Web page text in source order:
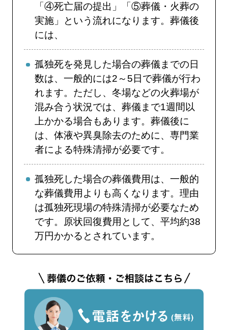
「④死亡届の提出」「⑤葬儀・火葬の
実施」という流れになります。葬儀後
には、
孤独死を発見した場合の葬儀までの日
数は、一般的には2～5日で葬儀が行わ
れます。ただし、冬場などの火葬場が
混み合う状況では、葬儀まで1週間以
上かかる場合もあります。葬儀後に
は、体液や異臭除去のために、専門業
者による特殊清掃が必要です。
孤独死した場合の葬儀費用は、一般的
な葬儀費用よりも高くなります。理由
は孤独死現場の特殊清掃が必要なため
です。原状回復費用として、平均約38
万円かかるとされています。